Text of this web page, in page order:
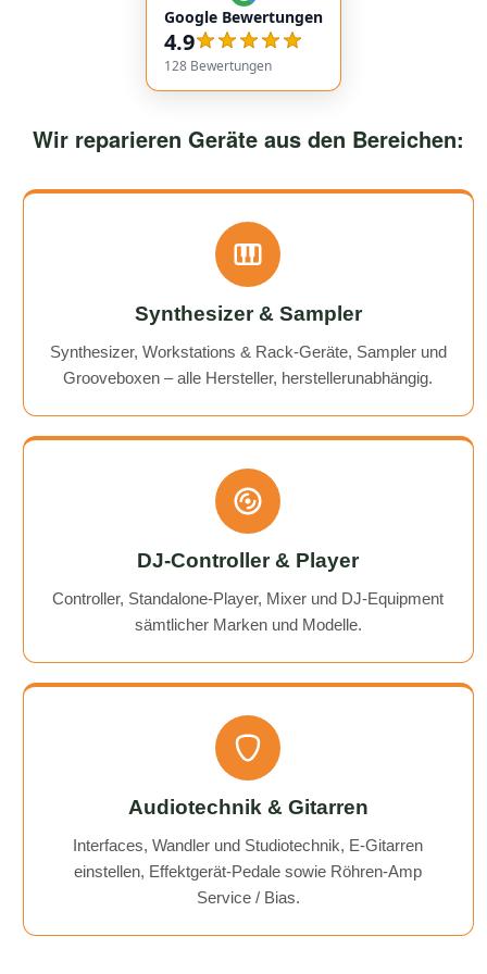
service overall was extremely friendly and reliable.
Highly recommended!
Google Bewertungen
4.9
128 Bewertungen
Wir reparieren Geräte aus den Bereichen:
Synthesizer & Sampler
Synthesizer, Workstations & Rack-Geräte, Sampler und
Grooveboxen – alle Hersteller, herstellerunabhängig.
DJ-Controller & Player
Controller, Standalone-Player, Mixer und DJ-Equipment
sämtlicher Marken und Modelle.
Audiotechnik & Gitarren
Interfaces, Wandler und Studiotechnik, E-Gitarren
einstellen, Effektgerät-Pedale sowie Röhren-Amp
Service / Bias.